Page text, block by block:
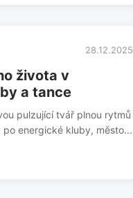
28.12.2025
života v
a tance
pulzující tvář plnou rytmů
energické kluby, město...